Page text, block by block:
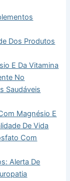
Dos Produtos
E Da Vitamina
No
Saudáveis
Magnésio E
De Vida
Com
Alerta De